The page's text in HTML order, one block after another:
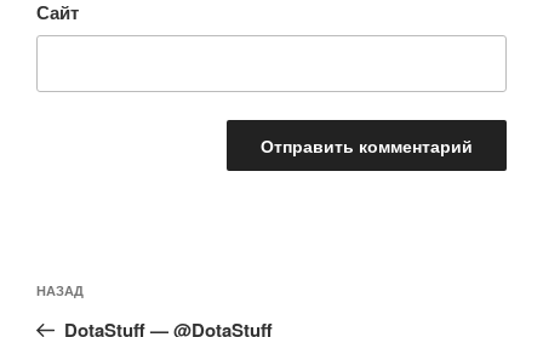
Сайт
по
Предыдущая
запись:
НАЗАД
DotaStuff — @DotaStuff